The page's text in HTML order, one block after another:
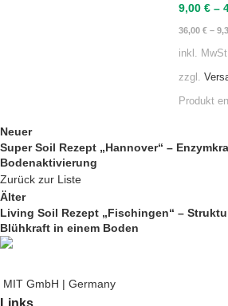
9,00 € –
36,00 € –
inkl.
zzgl.
Produkt
Neuer
Super Soil Rezept „Hannover“ –
Bodenaktivierung
Zurück zur Liste
Älter
Living Soil Rezept „Fischingen“ –
Blühkraft in einem Boden
MIT GmbH | Germany
Links